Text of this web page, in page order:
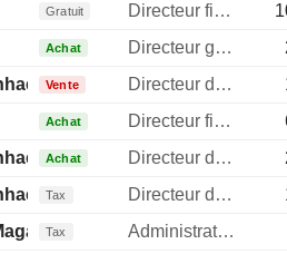
Gratuit Directeur financier
Achat Directeur general
Vente Directeur des operations
Achat Directeur financier
Achat Directeur des operations
Tax Directeur des operations
Tax
Administrateur